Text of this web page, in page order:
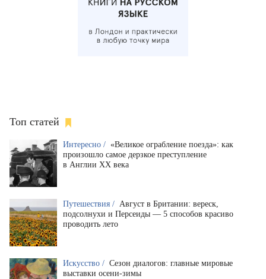
Топ статей
Интересно / «Великое ограбление поезда»: как
произошло самое дерзкое преступление
в Англии XX века
Путешествия / Август в Британии: вереск,
подсолнухи и Персеиды — 5 способов красиво
проводить лето
Искусство / Сезон диалогов: главные мировые
выставки осени-зимы